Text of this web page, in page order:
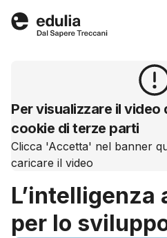
Edulia
Per visualizzare il video
cookie di terze parti
Clicca 'Accetta' nel banner
caricare il video
per lo